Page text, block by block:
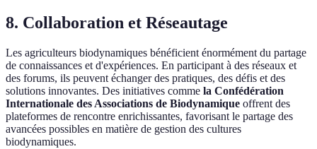
8. Collaboration et Réseautage
Les agriculteurs biodynamiques bénéficient énormément du partage
de connaissances et d'expériences. En participant à des réseaux et
des forums, ils peuvent échanger des pratiques, des défis et des
solutions innovantes. Des initiatives comme la Confédération
Internationale des Associations de Biodynamique offrent des
plateformes de rencontre enrichissantes, favorisant le partage des
avancées possibles en matière de gestion des cultures
biodynamiques.